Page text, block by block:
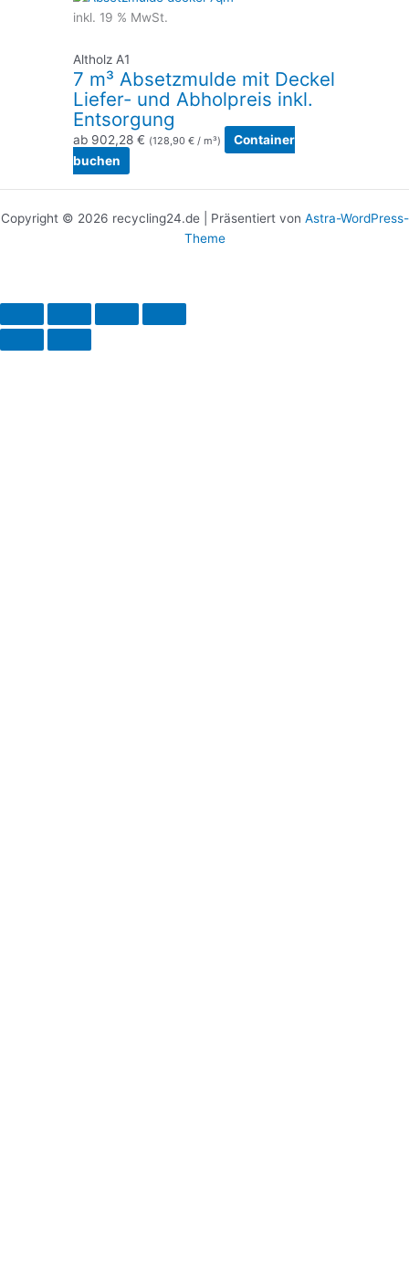
inkl. 19 % MwSt.
Altholz A1
7 m³ Absetzmulde mit Deckel
Liefer- und Abholpreis inkl.
Entsorgung
ab 902,28 € (128,90 € / m³)
Container
buchen
Copyright © 2026 recycling24.de | Präsentiert von Astra-WordPress-
Theme